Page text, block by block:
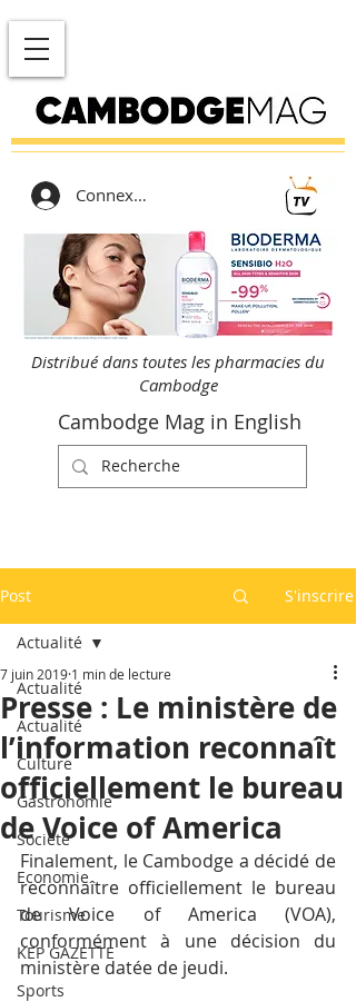
Connexion
Distribué dans toutes les pharmacies du
Cambodge
Cambodge Mag in English
Post S'inscrire
Actualité
Actualité
Culture
Gastronomie
Société
Economie
Tourisme
KEP GAZETTE
Sports
Actualité
Presse : Le ministère de
l’information reconnaît
officiellement le bureau
de Voice of America
7 juin 2019 1 min de lecture
Finalement, le Cambodge a décidé de
reconnaître officiellement le bureau
de Voice of America (VOA),
conformément à une décision du
ministère datée de jeudi.